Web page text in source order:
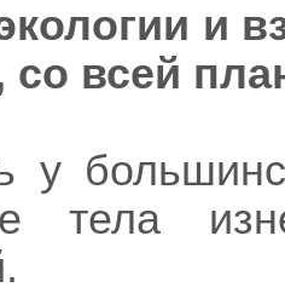
и
со всей
у
тела